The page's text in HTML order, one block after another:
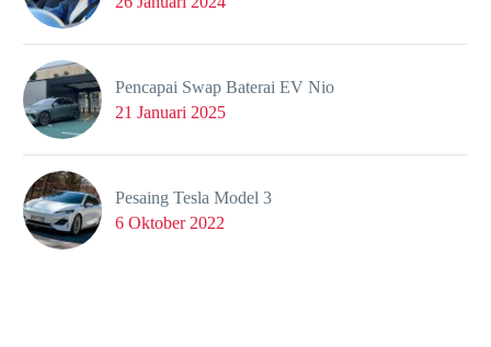
Pencapai Swap Baterai EV Nio
21 Januari 2025
Pesaing Tesla Model 3
6 Oktober 2022